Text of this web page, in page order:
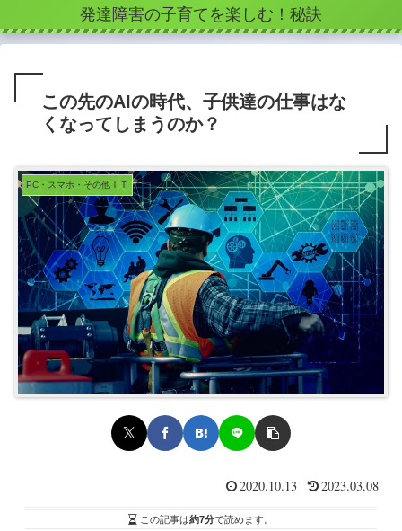
発達障害の子育てを楽しむ！秘訣
この先のAIの時代、子供達の仕事はな
くなってしまうのか？
PC・スマホ・その他ＩＴ
2020.10.13 2023.03.08
この記事は約7分で読めます。